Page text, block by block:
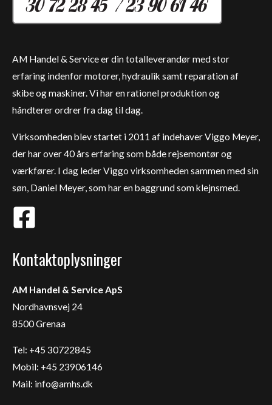
AM Handel & Service er din totalleverandør med stor
erfaring indenfor motorer, hydraulik samt reparation af
skibe og maskiner. Vi har en rationel produktion og
håndterer ordrer fra dag til dag.
Virksomheden blev startet i 2011 af indehaver Viggo Meyer,
der har over 40 års erfaring som både rejsemontør og
værkfører. I dag leder Viggo virksomheden sammen med sin
søn, Daniel Meyer, som har en baggrund som klejnsmed.
Kontaktoplysninger
AM Handel & Service ApS
Nordhavnsvej 24
8500 Grenaa
Tel: +45 30722845
Mobil: +45 23906146
Mail: info@amhs.dk